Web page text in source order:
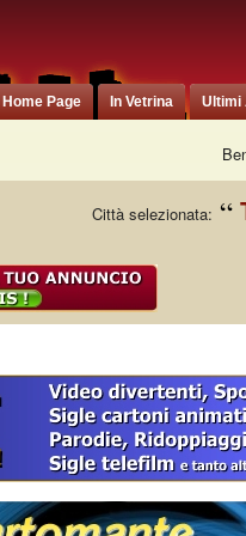
Home Page In Vetrina Ultimi
Città selezionata: